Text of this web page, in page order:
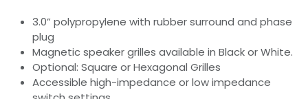
3.0” polypropylene with rubber surround and phase
plug
Magnetic speaker grilles available in Black or White.
Optional: Square or Hexagonal Grilles
Accessible high-impedance or low impedance